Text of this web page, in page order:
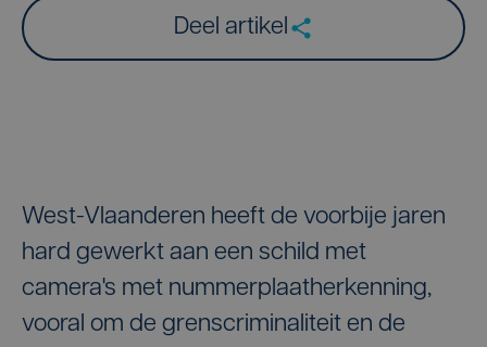
Deel artikel
West-Vlaanderen heeft de voorbije jaren
hard gewerkt aan een schild met
camera's met nummerplaatherkenning,
vooral om de grenscriminaliteit en de